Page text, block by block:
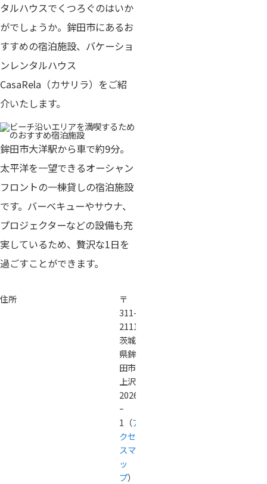
タルハウスでくつろぐのはいか
がでしょうか。鉾田市にあるお
すすめの宿泊施設、バケーショ
ンレンタルハウス
CasaRela（カサリラ）をご紹
介いたします。
鉾田市大洋駅から車で約9分。
太平洋を一望できるオーシャン
フロントの一棟貸しの宿泊施設
です。バーベキューやサウナ、
プロジェクターなどの設備も充
実しているため、贅沢な1日を
過ごすことができます。
住所
〒
311-
2111
茨城
県鉾
田市
上沢
2026
ｰ
1（ア
クセ
スマ
ッ
プ）